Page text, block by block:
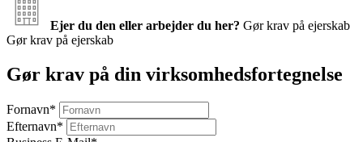
Ejer du den eller arbejder du her? Gør krav på ejerskab
Gør krav på ejerskab
Gør krav på din virksomhedsfortegnelse
Fornavn*
Efternavn*